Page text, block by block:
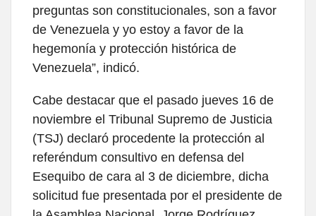
preguntas son constitucionales, son a favor
de Venezuela y yo estoy a favor de la
hegemonía y protección histórica de
Venezuela”, indicó.
Cabe destacar que el pasado jueves 16 de
noviembre el Tribunal Supremo de Justicia
(TSJ) declaró procedente la protección al
referéndum consultivo en defensa del
Esequibo de cara al 3 de diciembre, dicha
solicitud fue presentada por el presidente de